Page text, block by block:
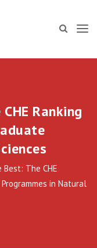
Ranking
The CHE
in Natural